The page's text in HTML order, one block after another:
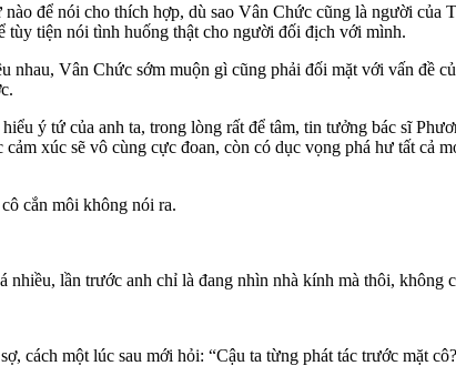
để nói cho thích hợp, dù sao Vân Chức cũng là người
tùy tiện nói tình huống thật cho người đối địch với mình.
nhau, Vân Chức sớm muộn gì cũng phải đối mặt với vấn
ý tứ của anh ta, trong lòng rất để tâm, tin tưởng bác sĩ
cảm xúc sẽ vô cùng cực đoan, còn có dục vọng phá hư tất
cắn môi không nói ra.
nhiều, lần trước anh chỉ là đang nhìn nhà kính mà thôi, không
cách một lúc sau mới hỏi: “Cậu ta từng phát tác trước mặt